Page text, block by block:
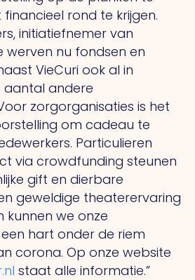
rond te krijgen.
initiatiefnemer van
werven nu fondsen en
VieCuri ook al in
aantal andere
zorgorganisaties is het
om cadeau te
Particulieren
via crowdfunding steunen
gift en dierbare
geweldige theaterervaring
kunnen we onze
hart onder de riem
corona. Op onze website
staat alle informatie.”